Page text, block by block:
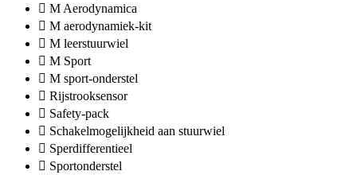
M Aerodynamica
M aerodynamiek-kit
M leerstuurwiel
M Sport
M sport-onderstel
Rijstrooksensor
Safety-pack
Schakelmogelijkheid aan stuurwiel
Sperdifferentieel
Sportonderstel